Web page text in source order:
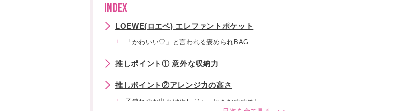
INDEX
LOEWE(ロエベ) エレファントポケット
「かわいい♡」と言われる褒められBAG
推しポイント① 意外な収納力
推しポイント②アレンジ力の高さ
子連れのお出かけやレジャーにもおすすめ!